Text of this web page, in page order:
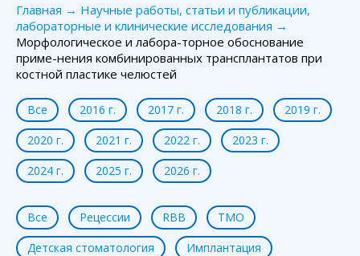
Главная → Научные работы, статьи и публикации,
лабораторные и клинические исследования →
Морфологическое и лабора-торное обоснование
приме-нения комбинированных трансплантатов при
костной пластике челюстей
Все 2016 г. 2017 г. 2018 г.
2019 г.
2020 г.
2021 г. 2022 г.
2023 г.
2024 г.
2025 г. 2026 г.
Все Рецессии RBB
ТМО
Детская стоматология
Имплантация